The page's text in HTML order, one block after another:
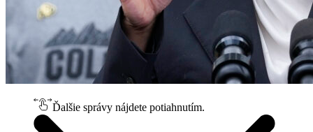
Ďalšie správy nájdete potiahnutím.